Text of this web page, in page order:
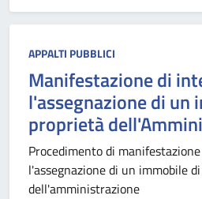
APPALTI PUBBLICI
Manifestazione di
l'assegnazione di un
proprietà
Procedimento di
l'assegnazione di un immobile
dell'amministrazione